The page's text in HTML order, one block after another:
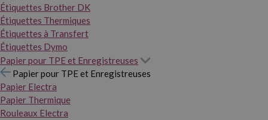
Étiquettes Brother DK
Étiquettes Thermiques
Étiquettes à Transfert
Étiquettes Dymo
Papier pour TPE et Enregistreuses
Papier pour TPE et Enregistreuses
Papier Electra
Papier Thermique
Rouleaux Electra